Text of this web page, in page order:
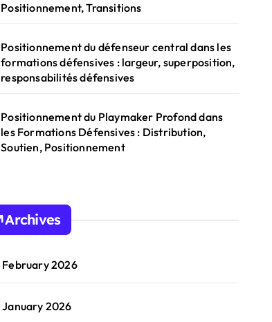
Positionnement, Transitions
Positionnement du défenseur central dans les
formations défensives : largeur, superposition,
responsabilités défensives
Positionnement du Playmaker Profond dans
les Formations Défensives : Distribution,
Soutien, Positionnement
Archives
February 2026
January 2026